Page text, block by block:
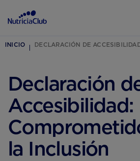
INICIO DECLARACIÓN DE
Declaración
Accesibilidad:
la Inclusión